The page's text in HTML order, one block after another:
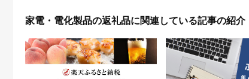
家電・電化製品の返礼品に関連している記事の紹介